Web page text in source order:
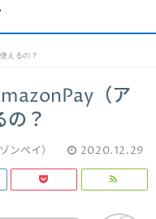
えるの？
（ア
？
ンペイ） 2020.12.29